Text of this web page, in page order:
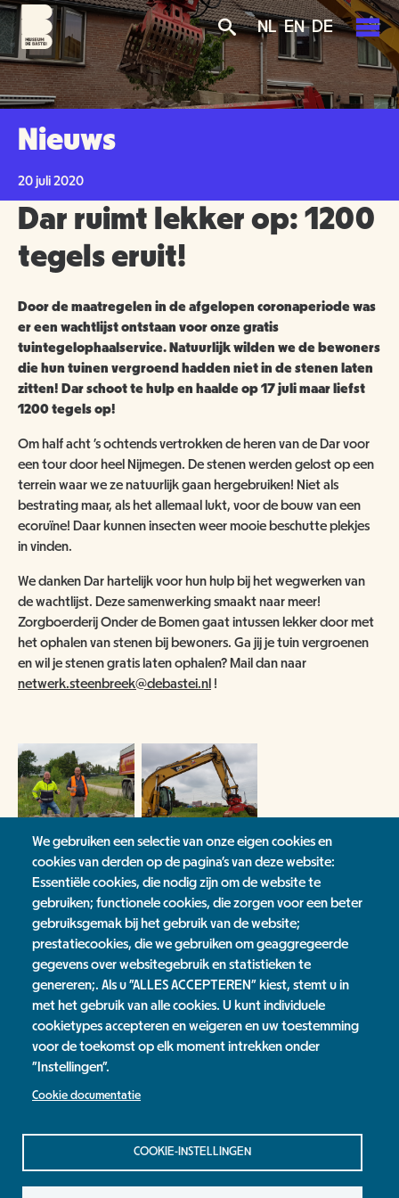
Overslaan
en
naar
de
inhoud
gaan
Skip
to
main
navigation
Skip
to
search
NL EN DE
We gebruiken een selectie van onze eigen cookies en
cookies van derden op de pagina's van deze website:
Essentiële cookies, die nodig zijn om de website te
gebruiken; functionele cookies, die zorgen voor een beter
gebruiksgemak bij het gebruik van de website;
prestatiecookies, die we gebruiken om geaggregeerde
gegevens over websitegebruik en statistieken te
genereren;. Als u "ALLES ACCEPTEREN" kiest, stemt u in
met het gebruik van alle cookies. U kunt individuele
cookietypes accepteren en weigeren en uw toestemming
voor de toekomst op elk moment intrekken onder
"Instellingen".
Cookie documentatie
COOKIE-INSTELLINGEN
PLAN JE BEZOEK
TICKETS
OPENINGSTIJDEN
TOEGANKELIJKHEID
GROEPSBEZOEK
EXPOSITIES
HORECA
MUSEUMWINKEL
NU TE KOOP IN DE WINKEL
NIJMEEGSE VOGELMONUMENTJES
ZAALVERHUUR
HUISREGELS
AGENDA
OVER ONS
MISSIE EN VISIE
ORGANISATIE
ANBI
COMITÉ VAN AANBEVELING
BESTUUR
JAARVERSLAG
ORGANOGRAM
VRIJWILLIGERS
WORD VRIEND
GEEF EEN VRIENDSCHAP CADEAU!
SCHENKEN & NALATEN
COLLECTIE
OVER DE COLLECTIE
DOOD DIER GEVONDEN?
PUBLICATIES
ARCHITECTUUR
NIEUWSBRIEF
2000 JAAR GESCHIEDENIS AAN DE WAAL
VERRIJK JEZELF IN HET RIJK VAN NIJMEGEN
GROENMAKERS
NATUUR- & MILIEUORGANISATIES
NATUUR- & MILIEUORGANISATIES
NME NIEUWS & INSPIRATIE
SCHOLEN
KOOP TICKETS
Nieuws
20 juli 2020
Dar ruimt lekker op: 1200
tegels eruit!
Door de maatregelen in de afgelopen coronaperiode was
er een wachtlijst ontstaan voor onze gratis
tuintegelophaalservice. Natuurlijk wilden we de bewoners
die hun tuinen vergroend hadden niet in de stenen laten
zitten! Dar schoot te hulp en haalde op 17 juli maar liefst
1200 tegels op!
Om half acht 's ochtends vertrokken de heren van de Dar voor
een tour door heel Nijmegen. De stenen werden gelost op een
terrein waar we ze natuurlijk gaan hergebruiken! Niet als
bestrating maar, als het allemaal lukt, voor de bouw van een
ecoruïne! Daar kunnen insecten weer mooie beschutte plekjes
in vinden.
We danken Dar hartelijk voor hun hulp bij het wegwerken van
de wachtlijst. Deze samenwerking smaakt naar meer!
Zorgboerderij Onder de Bomen gaat intussen lekker door met
het ophalen van stenen bij bewoners. Ga jij je tuin vergroenen
en wil je stenen gratis laten ophalen? Mail dan naar
netwerk.steenbreek@debastei.nl !
Groenmakers bewoners Nieuws
Nieuwsoverzicht
Tags
Campagne Operatie Steenbreek 2019
Jaarverslag
Colofon